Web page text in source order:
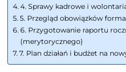
4. Sprawy kadrowe i
5. Przegląd obowiązków
6. Przygotowanie raportu
(merytorycznego)
7. Plan działań i budżet na